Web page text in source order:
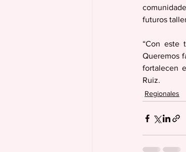
futuros
“Con este
Queremos
fortalecen
Ruiz.
Regionales